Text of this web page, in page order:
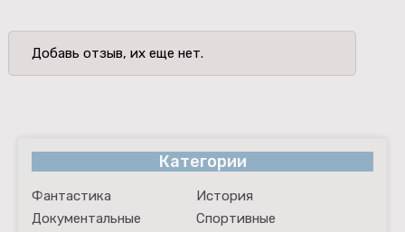
Добавь отзыв, их еще нет.
Категории
Фантастика
История
Документальные
Спортивные